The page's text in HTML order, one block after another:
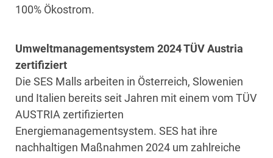
100% Ökostrom.
Umweltmanagementsystem 2024 TÜV Austria
zertifiziert
Die SES Malls arbeiten in Österreich, Slowenien
und Italien bereits seit Jahren mit einem vom TÜV
AUSTRIA zertifizierten
Energiemanagementsystem. SES hat ihre
nachhaltigen Maßnahmen 2024 um zahlreiche